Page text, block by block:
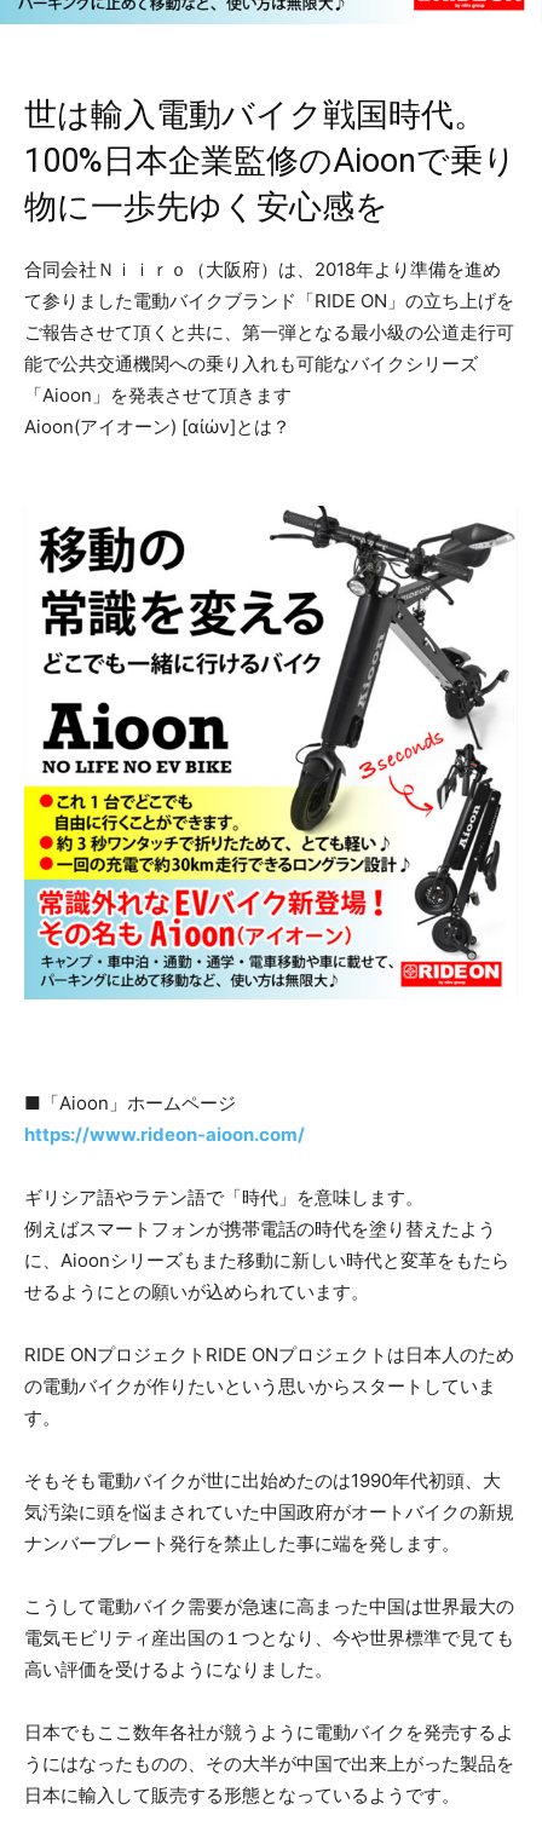
世は輸入電動バイク戦国時代。
100%日本企業監修のAioonで乗り
物に一歩先ゆく安心感を
合同会社Ｎｉｉｒｏ（大阪府）は、2018年より準備を進め
て参りました電動バイクブランド「RIDE ON」の立ち上げを
ご報告させて頂くと共に、第一弾となる最小級の公道走行可
能で公共交通機関への乗り入れも可能なバイクシリーズ
「Aioon」を発表させて頂きます
Aioon(アイオーン) [αἰών]とは？
■「Aioon」ホームページ
https://www.rideon-aioon.com/
ギリシア語やラテン語で「時代」を意味します。
例えばスマートフォンが携帯電話の時代を塗り替えたよう
に、Aioonシリーズもまた移動に新しい時代と変革をもたら
せるようにとの願いが込められています。
RIDE ONプロジェクトRIDE ONプロジェクトは日本人のため
の電動バイクが作りたいという思いからスタートしていま
す。
そもそも電動バイクが世に出始めたのは1990年代初頭、大
気汚染に頭を悩まされていた中国政府がオートバイクの新規
ナンバープレート発行を禁止した事に端を発します。
こうして電動バイク需要が急速に高まった中国は世界最大の
電気モビリティ産出国の１つとなり、今や世界標準で見ても
高い評価を受けるようになりました。
日本でもここ数年各社が競うように電動バイクを発売するよ
うにはなったものの、その大半が中国で出来上がった製品を
日本に輸入して販売する形態となっているようです。